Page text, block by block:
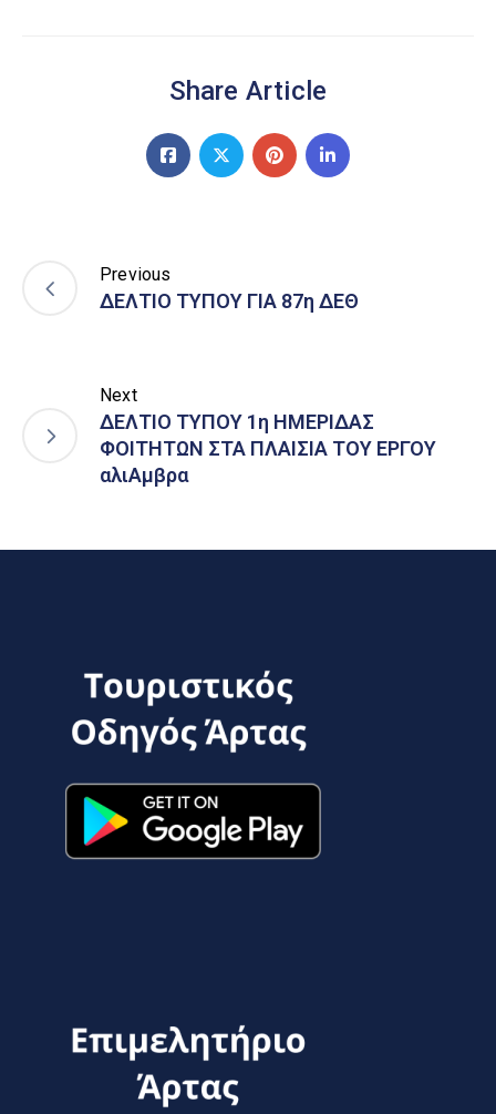
Share Article
Previous
ΔΕΛΤΙΟ ΤΥΠΟΥ ΓΙΑ 87η ΔΕΘ
Next
ΔΕΛΤΙΟ ΤΥΠΟΥ 1η ΗΜΕΡΙΔΑΣ
ΦΟΙΤΗΤΩΝ ΣΤΑ ΠΛΑΙΣΙΑ ΤΟΥ ΕΡΓΟΥ
αλιΑμβρα